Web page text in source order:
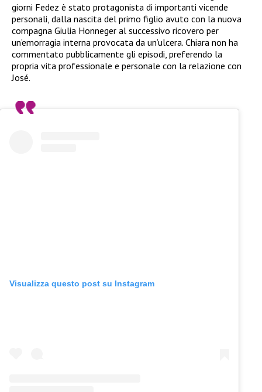
giorni Fedez è stato protagonista di importanti vicende
personali, dalla nascita del primo figlio avuto con la nuova
compagna Giulia Honneger al successivo ricovero per
un’emorragia interna provocata da un’ulcera. Chiara non ha
commentato pubblicamente gli episodi, preferendo la
propria vita professionale e personale con la relazione con
José.
Visualizza questo post su Instagram